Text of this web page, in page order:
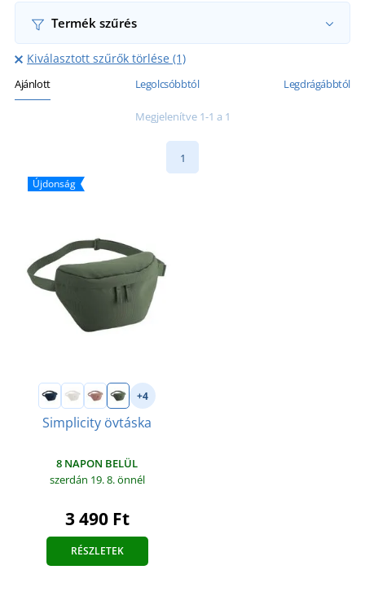
Termék szűrés
Kiválasztott szűrők törlése (1)
Ajánlott Legolcsóbbtól Legdrágábbtól
Megjelenítve 1-1 a 1
1
Újdonság
+4
Simplicity övtáska
8 NAPON BELÜL
szerdán 19. 8.önnél
3 490 Ft
RÉSZLETEK